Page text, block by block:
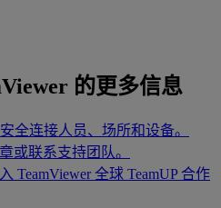
的更多信息
安全连接人员、场所和设备。
或联系支持团队。
TeamViewer 全球 TeamUP 合作